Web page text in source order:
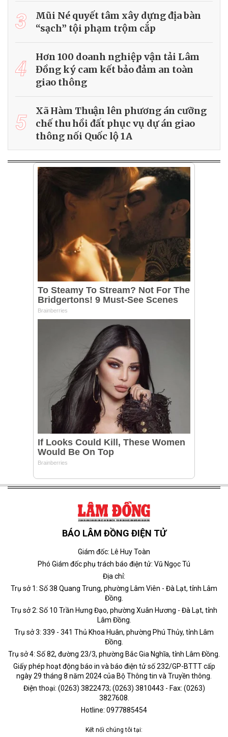
3
Mũi Né quyết tâm xây dựng địa bàn
“sạch” tội phạm trộm cắp
4
Hơn 100 doanh nghiệp vận tải Lâm
Đồng ký cam kết bảo đảm an toàn
giao thông
5
Xã Hàm Thuận lên phương án cưỡng
chế thu hồi đất phục vụ dự án giao
thông nối Quốc lộ 1A
BÁO LÂM ĐỒNG ĐIỆN TỬ
Giám đốc: Lê Huy Toàn
Phó Giám đốc phụ trách báo điện tử: Vũ Ngọc Tú
Địa chỉ:
Trụ sở 1: Số 38 Quang Trung, phường Lâm Viên - Đà Lạt, tỉnh Lâm
Đồng.
Trụ sở 2: Số 10 Trần Hưng Đạo, phường Xuân Hương - Đà Lạt, tỉnh
Lâm Đồng.
Trụ sở 3: 339 - 341 Thủ Khoa Huân, phường Phú Thủy, tỉnh Lâm
Đồng.
Trụ sở 4: Số 82, đường 23/3, phường Bắc Gia Nghĩa, tỉnh Lâm Đồng.
Giấy phép hoạt động báo in và báo điện tử số 232/GP-BTTT cấp
ngày 29 tháng 8 năm 2024 của Bộ Thông tin và Truyền thông.
Điện thoại: (0263) 3822473; (0263) 3810443 - Fax: (0263)
3827608.
Hotline: 0977885454
Kết nối chúng tôi tại: